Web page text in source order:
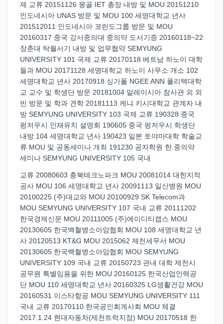
제 교류 20151126 몽골 IET 총장 내방 및 MOU 20151210
인도네시아 UNAS 방문 및 MOU 100 세명대학교 년사
201512011 인도네시아 코린도그룹 방문 및 MOU
20160317 중국 강서중의대 중의약 도서기증 20160118~22
장춘대 탁월서기 내방 및 업무협약 SEMYUNG
UNIVERSITY 101 국제 교류 20170118 베트남 하노이 대학
들과 MOU 20171128 세명대학교 하노이 사무소 개소 102
세명대학교 년사 20170918 싱가폴 NGEE ANN 폴리텍대학
교 교수 및 학생단 방문 20181004 말레이시아 참사관 외 외
빈 방문 및 학과 견학 20181113 케냐 키시대학교 관계자 내
방 SEMYUNG UNIVERSITY 103 국제 교류 190328 중국
펑저우시 인재유치 설명회 190605 중국 펑저우시 학생단
내방 104 세명대학교 년사 190423 일본 토야마대학 학술교
류 MOU 및 공동세미나 개최 191230 공자학원 한.중의약
세미나 SEMYUNG UNIVERSITY 105 국내
교류 20080603 충북테크노파크 MOU 20081014 대한지적
공사 MOU 106 세명대학교 년사 20091113 일산병원 MOU
20100225 (주)대교와 MOU 20100929 SK Telecom과
MOU SEMYUNG UNIVERSITY 107 국내 교류 20111202
한국경제신문 MOU 20111005 (주)에이디티캡스 MOU
20130605 한국백혈병소아암협회 MOU 108 세명대학교 년
사 20120513 KT&G MOU 2015062 제천세무서 MOU
20130605 한국백혈병소아암협회 MOU SEMYUNG
UNIVERSITY 109 국내 교류 20150723 관내 대학 제천시
공무원 특별임용을 위한 MOU 20160125 한국산업인력공
단 MOU 110 세명대학교 년사 20160325 LG생활건강 MOU
20160531 이스타항공 MOU SEMYUNG UNIVERSITY 111
국내 교류 20170110 한국공인회계사회 MOU 체결
2017.1.24 현대자동차(제천트럭지점) MOU 20170518 한